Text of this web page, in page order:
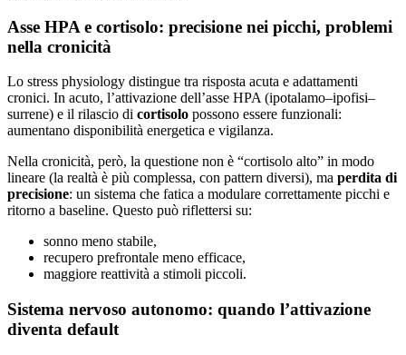
Asse HPA e cortisolo: precisione nei picchi, problemi
nella cronicità
Lo stress physiology distingue tra risposta acuta e adattamenti
cronici. In acuto, l’attivazione dell’asse HPA (ipotalamo–ipofisi–
surrene) e il rilascio di cortisolo possono essere funzionali:
aumentano disponibilità energetica e vigilanza.
Nella cronicità, però, la questione non è “cortisolo alto” in modo
lineare (la realtà è più complessa, con pattern diversi), ma perdita di
precisione: un sistema che fatica a modulare correttamente picchi e
ritorno a baseline. Questo può riflettersi su:
sonno meno stabile,
recupero prefrontale meno efficace,
maggiore reattività a stimoli piccoli.
Sistema nervoso autonomo: quando l’attivazione
diventa default